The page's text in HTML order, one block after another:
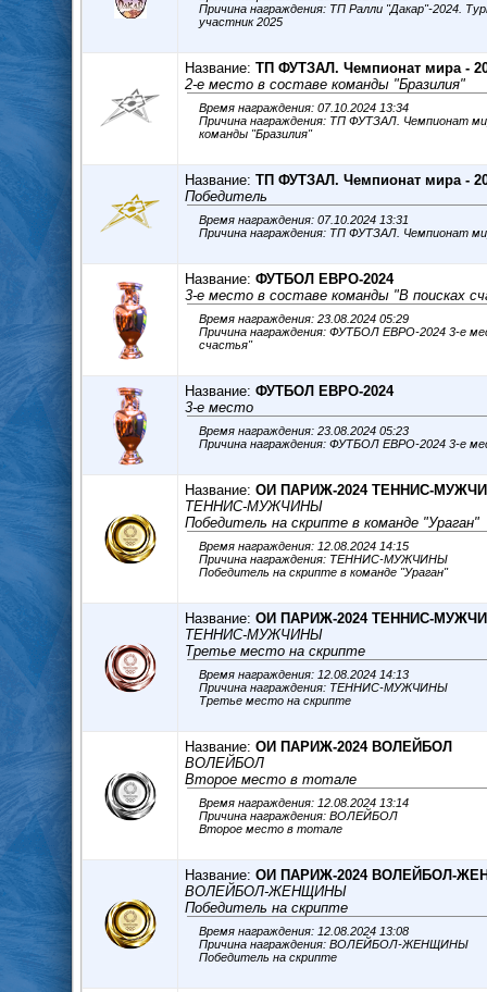
Причина награждения: ТП Ралли "Дакар"-2024.
участник 2025
Название: ТП ФУТЗАЛ. Чемпионат мира -
2-е место в составе команды "Бразилия"
Время награждения: 07.10.2024 13:34
Причина награждения: ТП ФУТЗАЛ. Чемпионат мира - 2024. 2-е
команды "Бразилия"
Название: ТП ФУТЗАЛ. Чемпионат мира -
Победитель
Время награждения: 07.10.2024 13:31
Название: ФУТБОЛ ЕВРО-2024
3-е место в составе команды "В поисках
Время награждения: 23.08.2024 05:29
Причина награждения: ФУТБОЛ ЕВРО-2024 3-е место в составе команды "В поисках
счастья"
Название: ФУТБОЛ ЕВРО-2024
3-е место
Время награждения: 23.08.2024 05:23
Причина награждения: ФУТБОЛ
Название: ОИ ПАРИЖ-2024 ТЕННИС-
ТЕННИС-МУЖЧИНЫ
Победитель на скрипте в команде "Ураган"
Время награждения: 12.08.2024 14:15
Причина награждения: ТЕННИС-МУЖЧИНЫ
Победитель на скрипте в команде "Ураган"
Название: ОИ ПАРИЖ-2024 ТЕННИС-
ТЕННИС-МУЖЧИНЫ
Третье место на скрипте
Время награждения: 12.08.2024 14:13
Причина награждения: ТЕННИС-МУЖЧИНЫ
Третье место на скрипте
Название: ОИ ПАРИЖ-2024 ВОЛЕЙБОЛ
ВОЛЕЙБОЛ
Второе место в тотале
Время награждения: 12.08.2024 13:14
Причина награждения: ВОЛЕЙБОЛ
Второе место в тотале
Название: ОИ ПАРИЖ-2024 ВОЛЕЙБОЛ-
ВОЛЕЙБОЛ-ЖЕНЩИНЫ
Победитель на скрипте
Время награждения: 12.08.2024 13:08
Причина награждения: ВОЛЕЙБОЛ-ЖЕНЩИНЫ
Победитель на скрипте